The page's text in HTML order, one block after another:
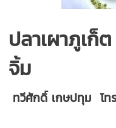
ปลาเผาภูเก็
จิ้ม
ทวีศักดิ์ เกษปทุมโท